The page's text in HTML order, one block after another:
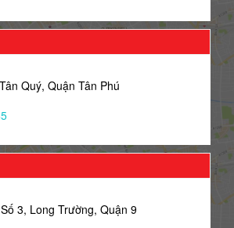
Quý, Quận Tân Phú
3, Long Trường, Quận 9